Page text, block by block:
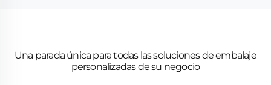
Una parada única para todas las soluciones de embalaje
personalizadas de su negocio